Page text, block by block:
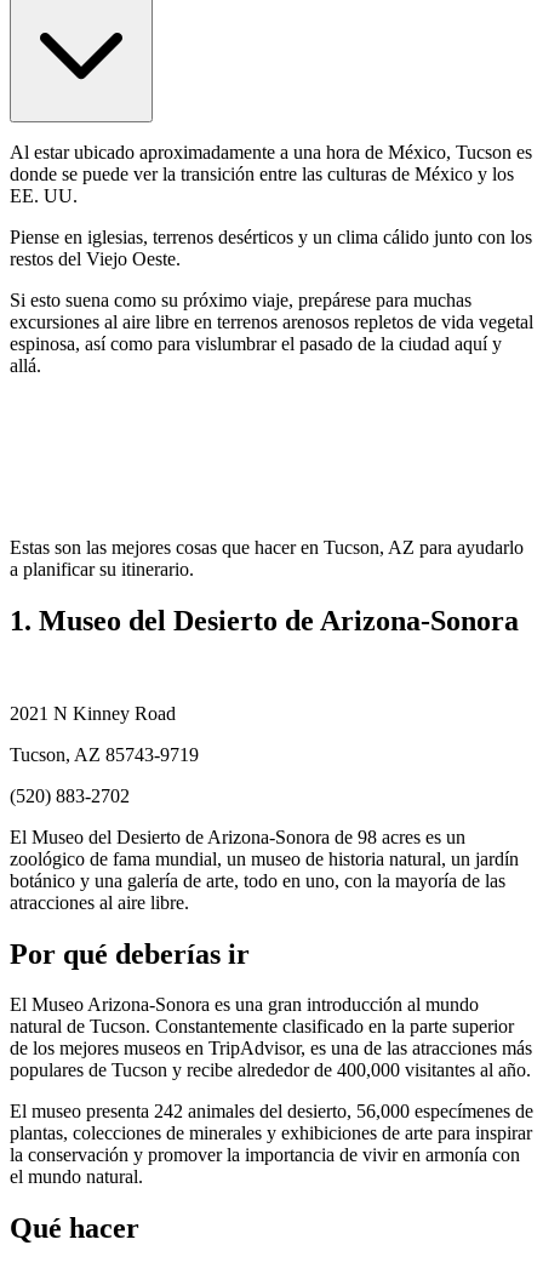
Al estar ubicado aproximadamente a una hora de México, Tucson es
donde se puede ver la transición entre las culturas de México y los
EE. UU.
Piense en iglesias, terrenos desérticos y un clima cálido junto con los
restos del Viejo Oeste.
Si esto suena como su próximo viaje, prepárese para muchas
excursiones al aire libre en terrenos arenosos repletos de vida vegetal
espinosa, así como para vislumbrar el pasado de la ciudad aquí y
allá.
Estas son las mejores cosas que hacer en Tucson, AZ para ayudarlo
a planificar su itinerario.
1. Museo del Desierto de Arizona-Sonora
2021 N Kinney Road
Tucson, AZ 85743-9719
(520) 883-2702
El Museo del Desierto de Arizona-Sonora de 98 acres es un
zoológico de fama mundial, un museo de historia natural, un jardín
botánico y una galería de arte, todo en uno, con la mayoría de las
atracciones al aire libre.
Por qué deberías ir
El Museo Arizona-Sonora es una gran introducción al mundo
natural de Tucson. Constantemente clasificado en la parte superior
de los mejores museos en TripAdvisor, es una de las atracciones más
populares de Tucson y recibe alrededor de 400,000 visitantes al año.
El museo presenta 242 animales del desierto, 56,000 especímenes de
plantas, colecciones de minerales y exhibiciones de arte para inspirar
la conservación y promover la importancia de vivir en armonía con
el mundo natural.
Qué hacer